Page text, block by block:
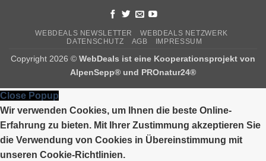
WEBDEALS NEWSLETTER
WEBDEALS NETZWERK
DATENSCHUTZ
AGB IMPRESSUM
Copyright 2026 © WebDeals ist eine Kooperationsprojekt von
AlpenSepp® und PROnatur24®
Close Popup
Wir verwenden Cookies, um Ihnen die beste Online-
Erfahrung zu bieten. Mit Ihrer Zustimmung akzeptieren Sie
die Verwendung von Cookies in Übereinstimmung mit
unseren Cookie-Richtlinien.